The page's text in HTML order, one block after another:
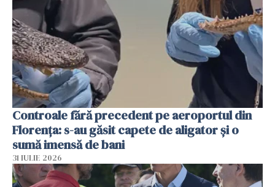
Controale fără precedent pe aeroportul din
Florența: s-au găsit capete de aligator și o
sumă imensă de bani
31 IULIE 2026